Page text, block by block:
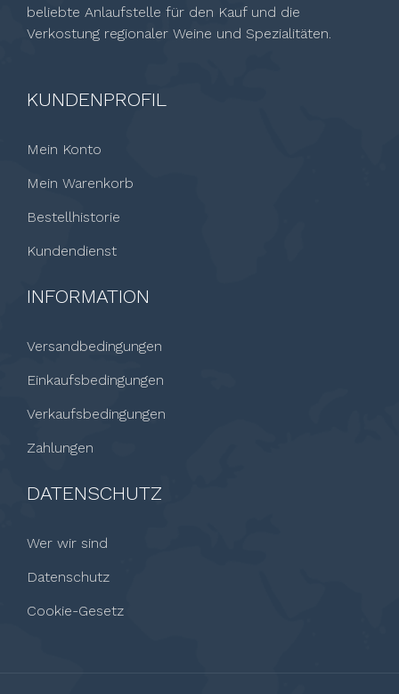
beliebte Anlaufstelle für den Kauf und die
Verkostung regionaler Weine und Spezialitäten.
KUNDENPROFIL
Mein Konto
Mein Warenkorb
Bestellhistorie
Kundendienst
INFORMATION
Versandbedingungen
Einkaufsbedingungen
Verkaufsbedingungen
Zahlungen
DATENSCHUTZ
Wer wir sind
Datenschutz
Cookie-Gesetz